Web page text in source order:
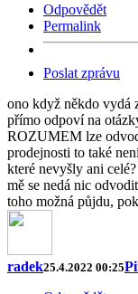
Odpovědět
Permalink
Poslat zprávu
ono když někdo vydá
přímo odpoví na
ROZUMEM lze
prodejnosti to také
které nevyšly ani
mě se nedá nic
toho možná půjdu,
radek25.4.2022 00:25